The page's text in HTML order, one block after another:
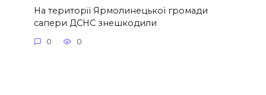
На території Ярмолинецької громади
сапери ДСНС знешкодили
0 0